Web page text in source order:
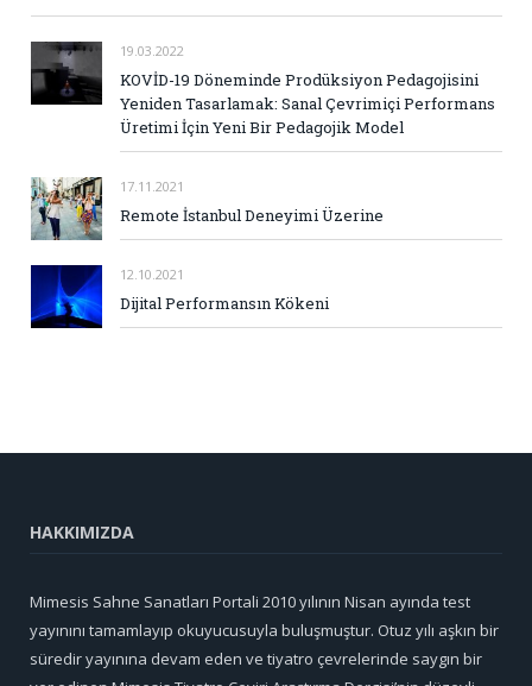
19.03.2022
KOVİD-19 Döneminde Prodüksiyon Pedagojisini
Yeniden Tasarlamak: Sanal Çevrimiçi Performans
Üretimi İçin Yeni Bir Pedagojik Model
17.11.2021
Remote İstanbul Deneyimi Üzerine
12.10.2021
Dijital Performansın Kökeni
HAKKIMIZDA
Mimesis Sahne Sanatları Portali 2010 yılının Nisan ayında test
yayınını tamamlayıp okuyucusuyla buluşmuştur. Otuz yılı aşkın bir
süredir yayınına devam eden ve tiyatro çevrelerinde saygın bir